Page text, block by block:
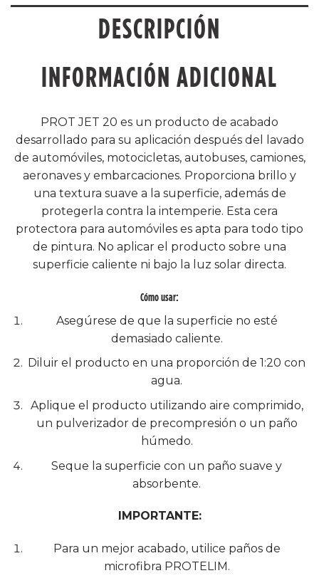
DESCRIPCIÓN
INFORMACIÓN ADICIONAL
PROT JET 20 es un producto de acabado
desarrollado para su aplicación después del lavado
de automóviles, motocicletas, autobuses, camiones,
aeronaves y embarcaciones. Proporciona brillo y
una textura suave a la superficie, además de
protegerla contra la intemperie. Esta cera
protectora para automóviles es apta para todo tipo
de pintura. No aplicar el producto sobre una
superficie caliente ni bajo la luz solar directa.
Cómo usar:
Asegúrese de que la superficie no esté
demasiado caliente.
Diluir el producto en una proporción de 1:20 con
agua.
Aplique el producto utilizando aire comprimido,
un pulverizador de precompresión o un paño
húmedo.
Seque la superficie con un paño suave y
absorbente.
IMPORTANTE:
Para un mejor acabado, utilice paños de
microfibra PROTELIM.